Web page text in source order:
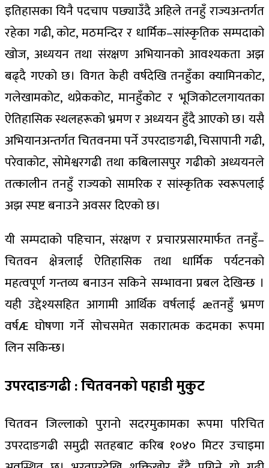
इतिहासका यिनै पदचाप पछ्याउँदै अहिले तनहुँ राज्यअन्तर्गत
रहेका गढी, कोट, मठमन्दिर र धार्मिक–सांस्कृतिक सम्पदाको
खोज, अध्ययन तथा संरक्षण अभियानको आवश्यकता अझ
बढ्दै गएको छ। विगत केही वर्षदेखि तनहुँका क्यामिनकोट,
गलेखामकोट, थप्रेककोट, मानहुँकोट र भूजिकोटलगायतका
ऐतिहासिक स्थलहरूको भ्रमण र अध्ययन हुँदै आएको छ। यसै
अभियानअन्तर्गत चितवनमा पर्ने उपरदाङगढी, चिसापानी गढी,
परेवाकोट, सोमेश्वरगढी तथा कबिलासपुर गढीको अध्ययनले
तत्कालीन तनहुँ राज्यको सामरिक र सांस्कृतिक स्वरूपलाई
अझ स्पष्ट बनाउने अवसर दिएको छ।
यी सम्पदाको पहिचान, संरक्षण र प्रचारप्रसारमार्फत तनहुँ–
चितवन क्षेत्रलाई ऐतिहासिक तथा धार्मिक पर्यटनको
महत्वपूर्ण गन्तव्य बनाउन सकिने सम्भावना प्रबल देखिन्छ ।
यही उद्देश्यसहित आगामी आर्थिक वर्षलाई æतनहुँ भ्रमण
वर्षÆ घोषणा गर्ने सोचसमेत सकारात्मक कदमका रूपमा
लिन सकिन्छ।
उपरदाङगढी : चितवनको पहाडी मुकुट
चितवन जिल्लाको पुरानो सदरमुकामका रूपमा परिचित
उपरदाङगढी समुद्री सतहबाट करिब १०४० मिटर उचाइमा